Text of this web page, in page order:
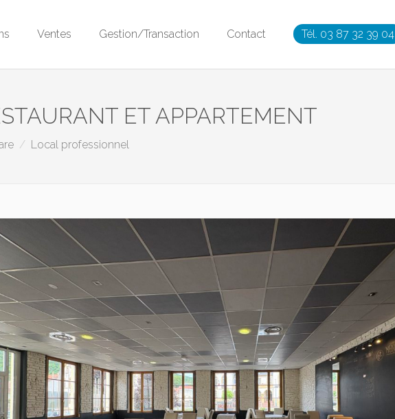
Ventes Gestion/Transaction Contact Tél. 03 87 32 39 04
ET APPARTEMENT
Local professionnel